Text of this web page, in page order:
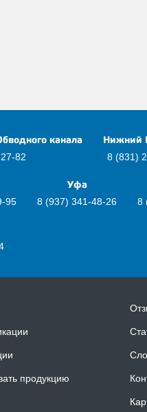
канала
82
Нижний
8 (831)
95
Уфа
8 (937) 341-48-26 8
продукцию